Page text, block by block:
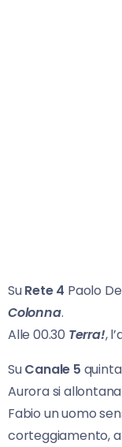
SuRete 4 Paolo
Colonna.
Alle 00.30 Terra!,
SuCanale 5
Aurora si
Fabio un uomo
corteggiamento,